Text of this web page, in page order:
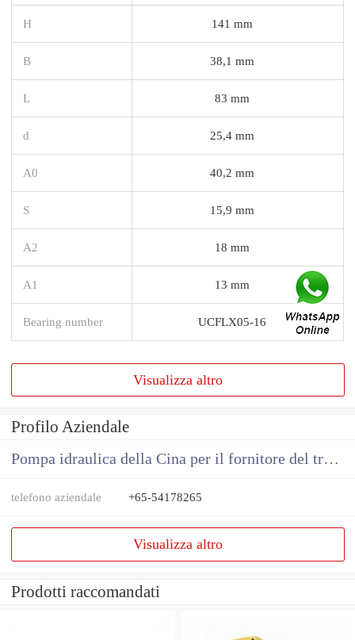
H 141 mm
B 38,1 mm
L 83 mm
d 25,4 mm
A0 40,2 mm
S 15,9 mm
A2 18 mm
A1 13 mm
Bearing number UCFLX05-16
Visualizza altro
Profilo Aziendale
Pompa idraulica della Cina per il fornitore del trattore
telefono aziendale +65-54178265
Visualizza altro
Prodotti raccomandati